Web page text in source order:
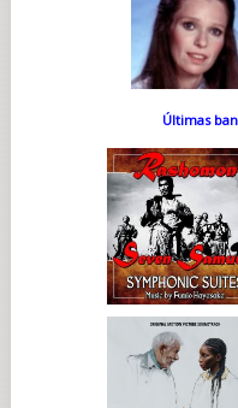
Últimas